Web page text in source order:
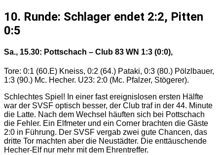
10. Runde: Schlager endet 2:2, Pitten
0:5
Sa., 15.30: Pottschach – Club 83 WN 1:3 (0:0),
Tore: 0:1 (60.E) Kneiss, 0:2 (64.) Pataki, 0:3 (80.) Pölzlbauer,
1:3 (90.) Mc. Hecher. U23: 2:0 (Mc. Pfalzer, Stögerer).
Schlechtes Spiel! In einer fast ereignislosen ersten Hälfte
war der SVSF optisch besser, der Club traf in der 44. Minute
die Latte. Nach dem Wechsel häuften sich bei Pottschach
die Fehler. Ein Elfmeter und ein Corner brachten die Gäste
2:0 in Führung. Der SVSF vergab zwei gute Chancen, das
dritte Tor machten aber die Neustädter. Die enttäuschende
Hecher-Elf nur mehr mit dem Ehrentreffer.